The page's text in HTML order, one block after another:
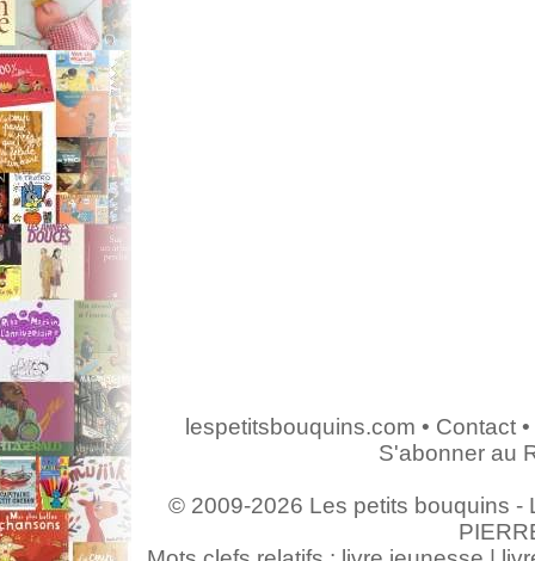
lespetitsbouquins.com • Contact•
S'abonner au
© 2009-2026 Les petits bouquins -